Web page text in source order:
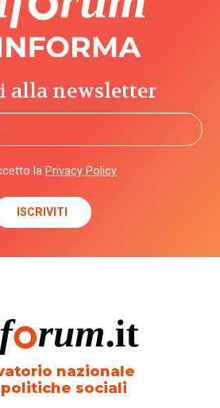
newsletter
la Privacy Policy
nazionale
sociali